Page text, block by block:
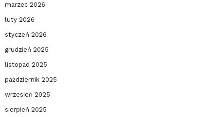
marzec 2026
luty 2026
styczeń 2026
grudzień 2025
listopad 2025
październik 2025
wrzesień 2025
sierpień 2025